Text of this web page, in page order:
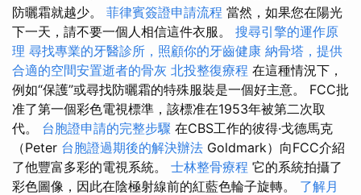
防曬霜就越少。 菲律賓簽證申請流程 當然，如果您在陽光
下一天，請不要一個人相信這件衣服。 搜尋引擎的運作原
理 尋找專業的牙醫診所，照顧你的牙齒健康 納骨塔，提供
合適的空間安置逝者的骨灰 北投整復療程 在這種情況下，
例如“保護”或尋找防曬霜的特殊服裝是一個好主意。 FCC批
准了第一個彩色電視標準，該標准在1953年被第二次取
代。 台胞證申請的完整步驟 在CBS工作的彼得·戈德馬克
（Peter 台胞證過期後的解決辦法 Goldmark）向FCC介紹
了他豐富多彩的電視系統。 士林整骨療程 它的系統拍攝了
彩色圖像，因此在陰極射線前的紅藍色輪子旋轉。 了解月